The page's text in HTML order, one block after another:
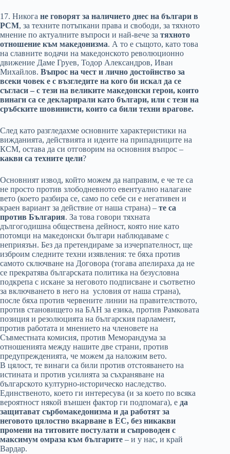
17. Никога не говорят за наличието днес на българи в
РСМ, за техните потъпкани права и свободи, за тяхното
мнение по актуалните въпроси и най-вече за тяхното
отношение към македонизма. А то е същото, като това
на славните водачи на македонското революционно
движение Даме Груев, Тодор Александров, Иван
Михайлов. Въпрос на чест и лично достойнство за
всеки човек е с възгледите на кого би искал да се
съгласи – с тези на великите македонски герои, които
винаги са се декларирали като българи, или с тези на
сръбските шовинисти, които са били техни врагове.
След като разгледахме основните характеристики на
вижданията, действията и идеите на припадниците на
КСМ, остава да си отговорим на основния въпрос –
какви са техните цели?
Основният извод, който можем да направим, е че те са
не просто против злободневното евентуално налагане
вето (което разбира се, само по себе си е негативен и
краен вариант за действие от наша страна) – те са
против България. За това говори тяхната
дългогодишна обществена дейност, която ние като
потомци на македонски българи наблюдаваме с
неприязън. Без да претендираме за изчерпателност, ще
изброим следните техни изявления: те бяха против
самото сключване на Договора (тогава апелираха да не
се прекратява българската политика на безусловна
подкрепа с искане за неговото подписване и съответно
за включването в него на условия от наша страна),
после бяха против червените линии на правителството,
против становището на БАН за езика, против Рамковата
позиция и резолюцията на българския парламент,
против работата и мнението на членовете на
Съвместната комисия, против Меморандума за
отношенията между нашите две страни, против
предупрежденията, че можем да наложим вето.
В цялост, те винаги са били против отстояването на
истината и против усилията за съхраняване на
българското културно-историческо наследство.
Единственото, което ги интересува (и за което по всяка
вероятност някой външен фактор ги подпомага), е да
защитават сърбомакедонизма и да работят за
неговото цялостно вкарване в ЕС, без никакви
промени на титовите постулати и съпроводен с
максимум омраза към българите – и у нас, и край
Вардар.